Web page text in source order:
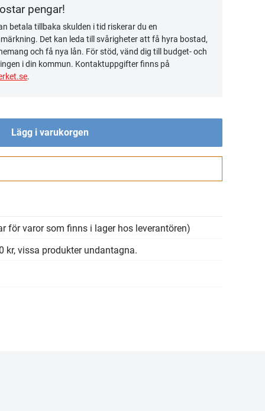
pengar!
betala tillbaka skulden i tid riskerar du en
Det kan leda till svårigheter att få hyra bostad,
och få nya lån. För stöd, vänd dig till budget- och
i din kommun. Kontaktuppgifter finns på
.
Lägg i varukorgen
för varor som finns i lager hos leverantören)
kr, vissa produkter undantagna.